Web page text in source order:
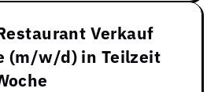
Verkauf
(m/w/d) in Teilzeit